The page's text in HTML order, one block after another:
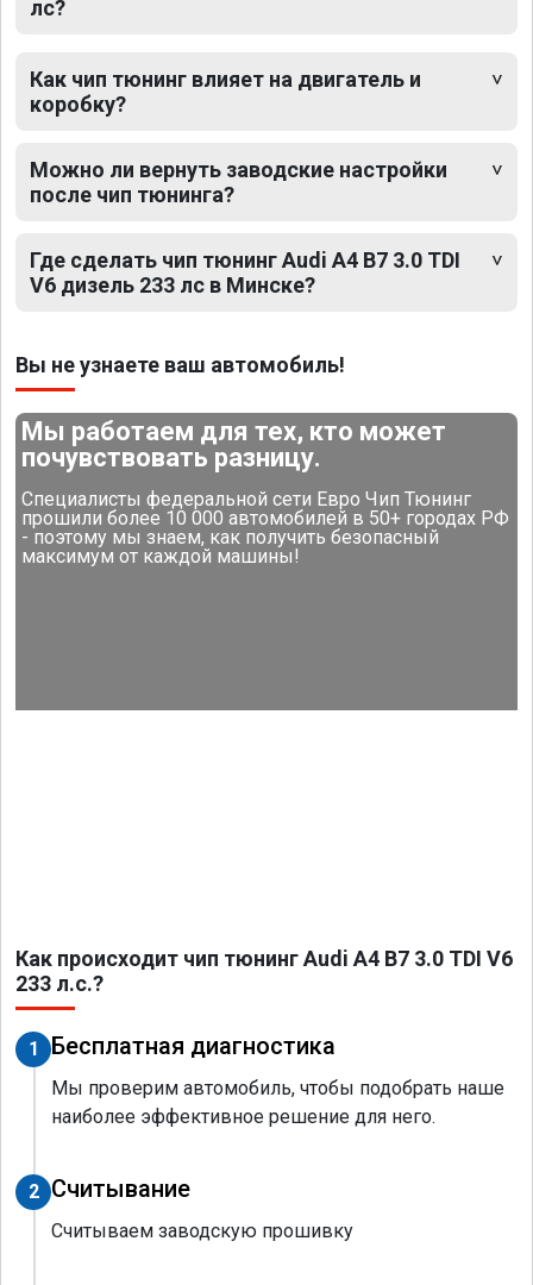
лс?
Как чип тюнинг влияет на двигатель и
коробку?
Можно ли вернуть заводские настройки
после чип тюнинга?
Где сделать чип тюнинг Audi A4 B7 3.0 TDI
V6 дизель 233 лс в Минске?
Вы не узнаете ваш автомобиль!
Мы работаем для тех, кто может
почувствовать разницу.
Специалисты федеральной сети Евро Чип Тюнинг
прошили более 10 000 автомобилей в 50+ городах РФ
- поэтому мы знаем, как получить безопасный
максимум от каждой машины!
Как происходит чип тюнинг Audi A4 B7 3.0 TDI V6
233 л.с.?
1 Бесплатная диагностика
Мы проверим автомобиль, чтобы подобрать наше
наиболее эффективное решение для него.
2 Считывание
Считываем заводскую прошивку